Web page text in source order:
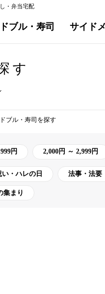
・弁当宅配
ブル・寿司 サイド
す
ブル・寿司を探す
円 2,000円 ～ 2,999円
い・ハレの日 法事・法要
集まり